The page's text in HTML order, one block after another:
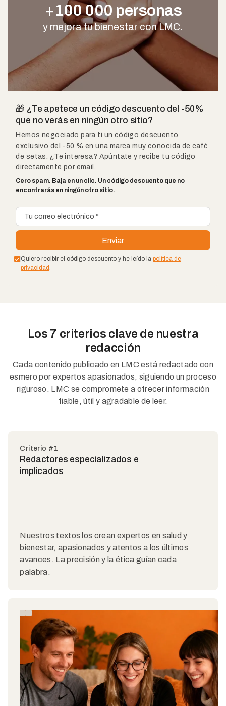
+100 000 personas
y mejora tu bienestar con LMC.
🎁 ¿Te apetece un código descuento del -50%
que no verás en ningún otro sitio?
Hemos negociado para ti un código descuento
exclusivo del -50 % en una marca muy conocida de café
de setas. ¿Te interesa? Apúntate y recibe tu código
directamente por email.
Cero spam. Baja en un clic. Un código descuento que no
encontrarás en ningún otro sitio.
Quiero recibir el código descuento y he leído la política de
privacidad
Los 7 criterios clave de nuestra
redacción
Cada contenido publicado en LMC está redactado con
esmero por expertos apasionados, siguiendo un proceso
riguroso. LMC se compromete a ofrecer información
fiable, útil y agradable de leer.
Criterio #1
Redactores especializados e
implicados
Nuestros textos los crean expertos en salud y
bienestar, apasionados y atentos a los últimos
avances. La precisión y la ética guían cada
palabra.